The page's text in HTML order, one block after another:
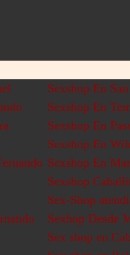
Sexshop En
Sexshop En
Sexshop En
Sexshop En
Sexshop En
Sexshop
Sex-Shop
Sexhop Desde
Sex shop en